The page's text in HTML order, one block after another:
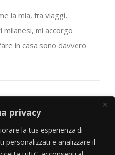
privacy
la tua esperienza di
personalizzati e analizzare il
la mia, fra viaggi,
mi accorgo
in casa sono davvero
| Travel Blogger | Influencer